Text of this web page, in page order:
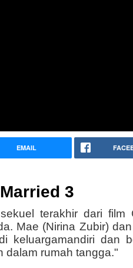
EMAIL
3
terakhir dari film
Mae (Nirina Zubir)
keluargamandiri dan
dalam rumah tangga."